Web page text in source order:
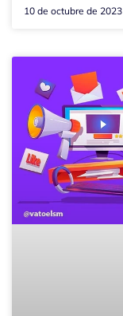
10 de octubre de 2023